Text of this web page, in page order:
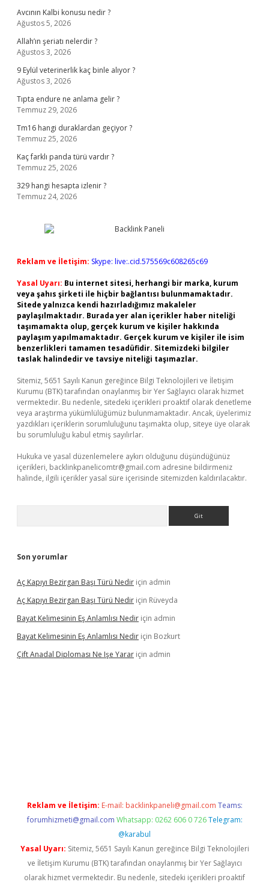
Avcının Kalbi konusu nedir ?
Ağustos 5, 2026
Allah’ın şeriatı nelerdir ?
Ağustos 3, 2026
9 Eylül veterinerlik kaç binle alıyor ?
Ağustos 3, 2026
Tıpta endure ne anlama gelir ?
Temmuz 29, 2026
Tm16 hangi duraklardan geçiyor ?
Temmuz 25, 2026
Kaç farklı panda türü vardır ?
Temmuz 25, 2026
329 hangi hesapta izlenir ?
Temmuz 24, 2026
Reklam ve İletişim: Skype: live:.cid.575569c608265c69
Yasal Uyarı: Bu internet sitesi, herhangi bir marka, kurum
veya şahıs şirketi ile hiçbir bağlantısı bulunmamaktadır.
Sitede yalnızca kendi hazırladığımız makaleler
paylaşılmaktadır. Burada yer alan içerikler haber niteliği
taşımamakta olup, gerçek kurum ve kişiler hakkında
paylaşım yapılmamaktadır. Gerçek kurum ve kişiler ile isim
benzerlikleri tamamen tesadüfidir. Sitemizdeki bilgiler
taslak halindedir ve tavsiye niteliği taşımazlar.
Sitemiz, 5651 Sayılı Kanun gereğince Bilgi Teknolojileri ve İletişim
Kurumu (BTK) tarafından onaylanmış bir Yer Sağlayıcı olarak hizmet
vermektedir. Bu nedenle, sitedeki içerikleri proaktif olarak denetleme
veya araştırma yükümlülüğümüz bulunmamaktadır. Ancak, üyelerimiz
yazdıkları içeriklerin sorumluluğunu taşımakta olup, siteye üye olarak
bu sorumluluğu kabul etmiş sayılırlar.
Hukuka ve yasal düzenlemelere aykırı olduğunu düşündüğünüz
içerikleri, backlinkpanelicomtr@gmail.com adresine bildirmeniz
halinde, ilgili içerikler yasal süre içerisinde sitemizden kaldırılacaktır.
Son yorumlar
Aç Kapıyı Bezirgan Başı Türü Nedir için admin
Aç Kapıyı Bezirgan Başı Türü Nedir için Rüveyda
Bayat Kelimesinin Eş Anlamlısı Nedir için admin
Bayat Kelimesinin Eş Anlamlısı Nedir için Bozkurt
Çift Anadal Diploması Ne Işe Yarar için admin
Reklam ve İletişim: E-mail: backlinkpaneli@gmail.com Teams:
forumhizmeti@gmail.com Whatsapp: 0262 606 0 726 Telegram:
@karabul
Yasal Uyarı: Sitemiz, 5651 Sayılı Kanun gereğince Bilgi Teknolojileri
ve İletişim Kurumu (BTK) tarafından onaylanmış bir Yer Sağlayıcı
olarak hizmet vermektedir. Bu nedenle, sitedeki içerikleri proaktif